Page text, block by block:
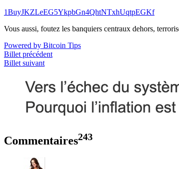
1BuyJKZLeEG5YkpbGn4QhtNTxhUqtpEGKf
Vous aussi, foutez les banquiers centraux dehors,
Powered by Bitcoin Tips
Billet précédent
Billet suivant
Commentaires243